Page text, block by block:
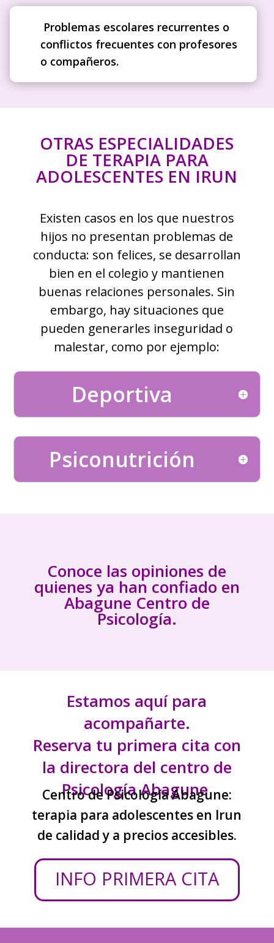
Problemas escolares recurrentes o
conflictos frecuentes con profesores
o compañeros.
OTRAS ESPECIALIDADES
DE TERAPIA PARA
ADOLESCENTES EN IRUN
Existen casos en los que nuestros
hijos no presentan problemas de
conducta: son felices, se desarrollan
bien en el colegio y mantienen
buenas relaciones personales. Sin
embargo, hay situaciones que
pueden generarles inseguridad o
malestar, como por ejemplo:
Deportiva
Psiconutrición
Conoce las opiniones de
quienes ya han confiado en
Abagune Centro de
Psicología.
Estamos aquí para
acompañarte.
Reserva tu primera cita con
la directora del centro de
Psicología Abagune
Centro de Psicología Abagune:
terapia para adolescentes en Irun
de calidad y a precios accesibles.
INFO PRIMERA CITA